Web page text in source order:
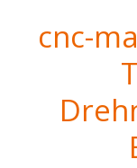
cnc-